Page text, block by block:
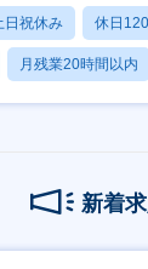
日祝休み 休日
月残業20時間以内
新着